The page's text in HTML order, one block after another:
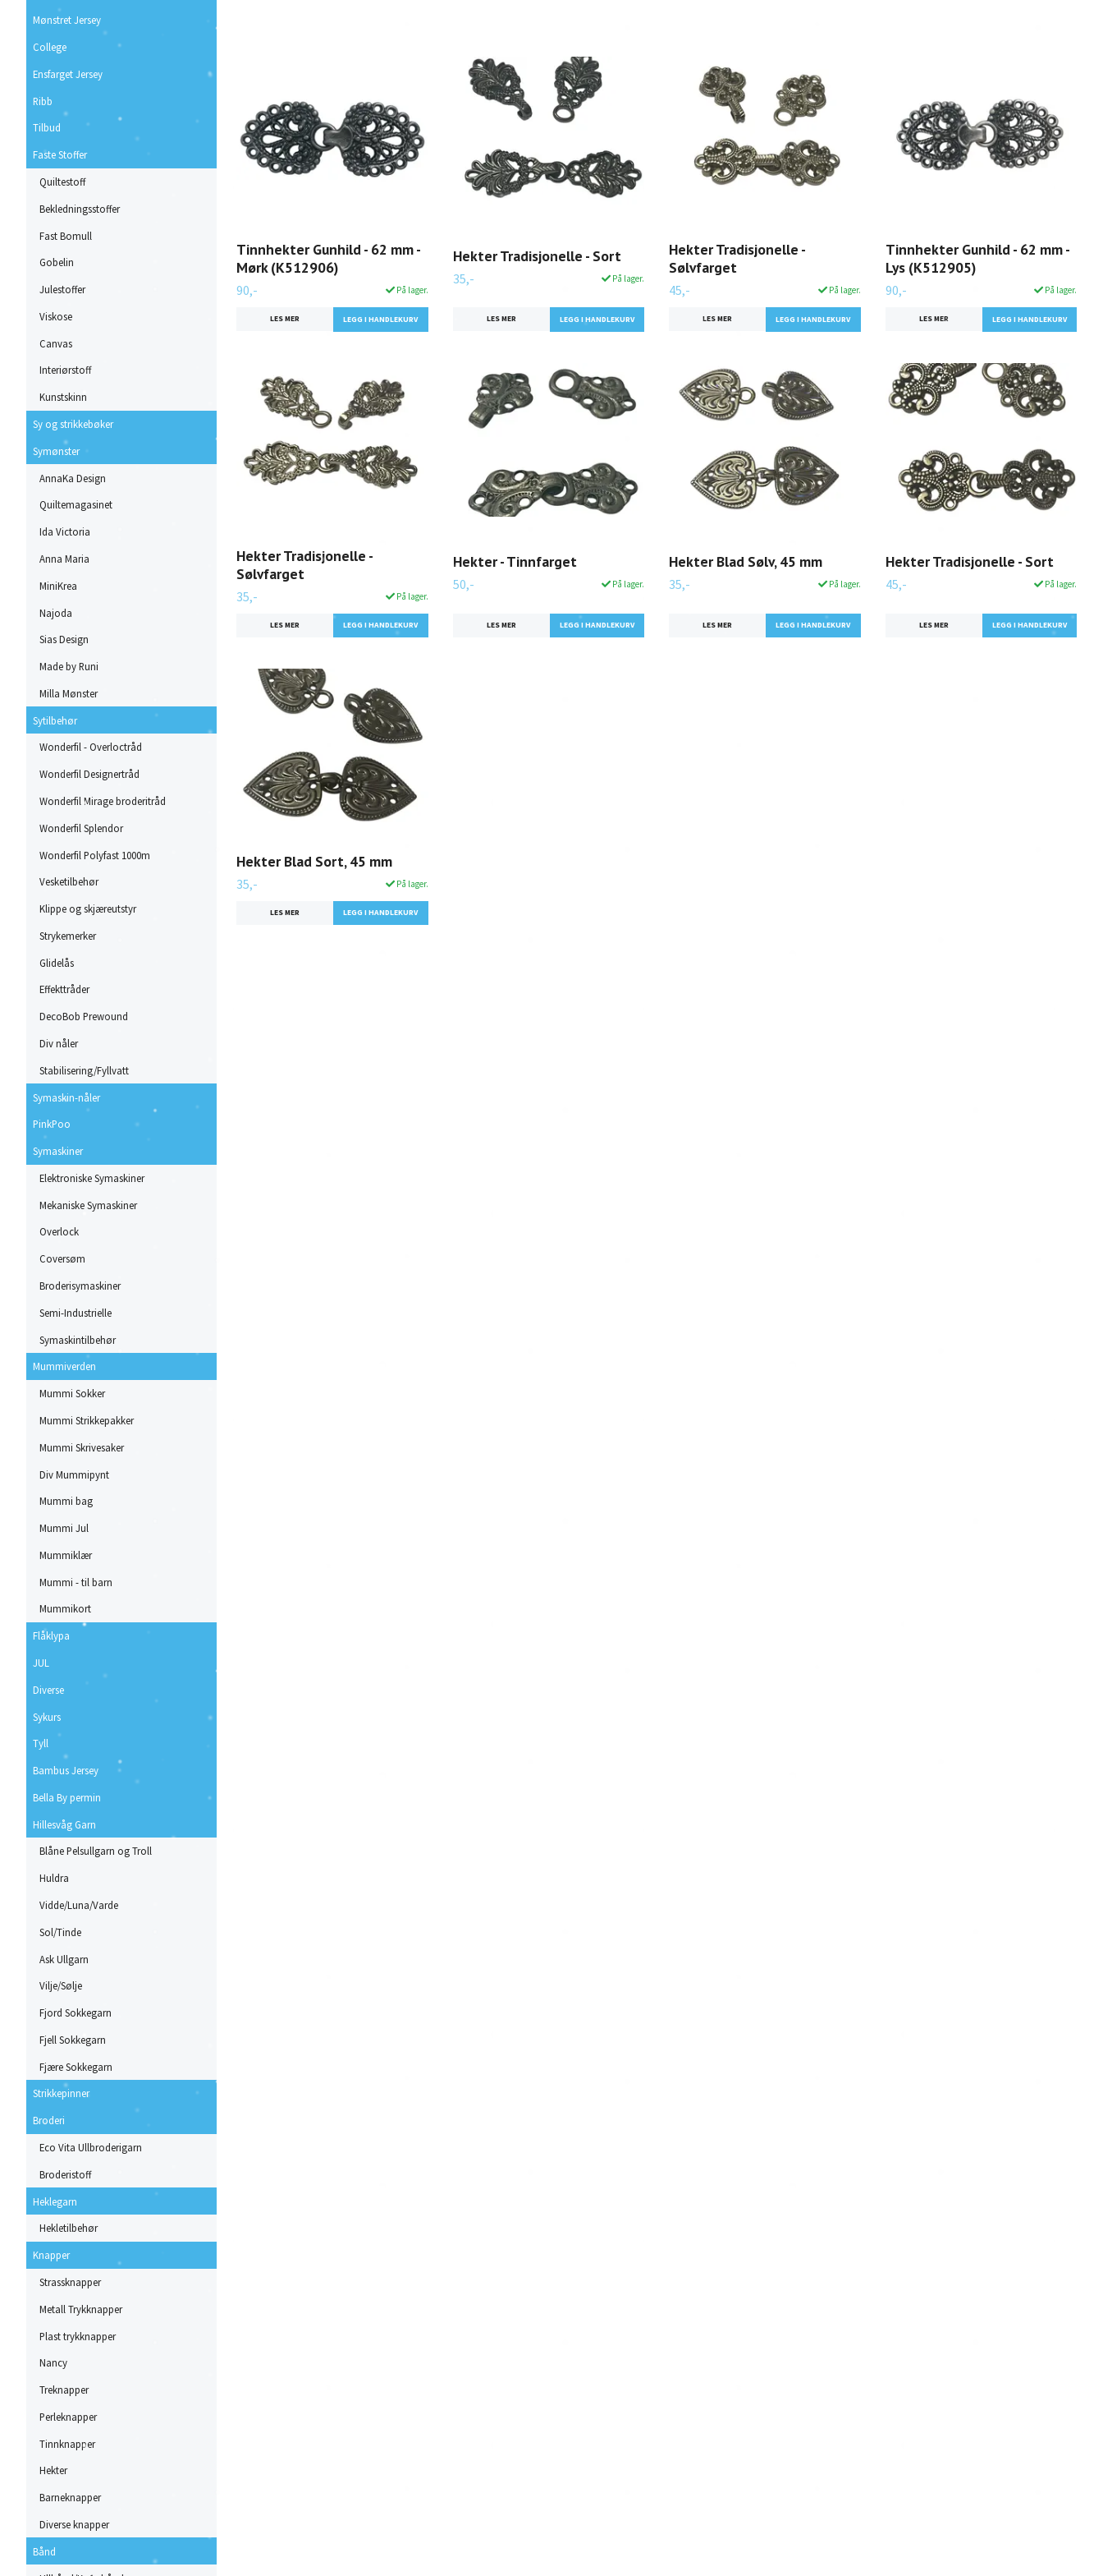
Mønstret Jersey
College
Ensfarget Jersey
Ribb
Tilbud
Faste Stoffer
Quiltestoff
Bekledningsstoffer
Fast Bomull
Gobelin
Julestoffer
Viskose
Canvas
Interiørstoff
Kunstskinn
Sy og strikkebøker
Symønster
AnnaKa Design
Quiltemagasinet
Ida Victoria
Anna Maria
MiniKrea
Najoda
Sias Design
Made by Runi
Milla Mønster
Sytilbehør
Wonderfil - Overloctråd
Wonderfil Designertråd
Wonderfil Mirage broderitråd
Wonderfil Splendor
Wonderfil Polyfast 1000m
Vesketilbehør
Klippe og skjæreutstyr
Strykemerker
Glidelås
Effekttråder
DecoBob Prewound
Div nåler
Stabilisering/Fyllvatt
Symaskin-nåler
PinkPoo
Symaskiner
Elektroniske Symaskiner
Mekaniske Symaskiner
Overlock
Coversøm
Broderisymaskiner
Semi-Industrielle
Symaskintilbehør
Mummiverden
Mummi Sokker
Mummi Strikkepakker
Mummi Skrivesaker
Div Mummipynt
Mummi bag
Mummi Jul
Mummiklær
Mummi - til barn
Mummikort
Flåklypa
JUL
Diverse
Sykurs
Tyll
Bambus Jersey
Bella By permin
Hillesvåg Garn
Blåne Pelsullgarn og Troll
Huldra
Vidde/Luna/Varde
Sol/Tinde
Ask Ullgarn
Vilje/Sølje
Fjord Sokkegarn
Fjell Sokkegarn
Fjære Sokkegarn
Strikkepinner
Broderi
Eco Vita Ullbroderigarn
Broderistoff
Heklegarn
Hekletilbehør
Knapper
Strassknapper
Metall Trykknapper
Plast trykknapper
Nancy
Treknapper
Perleknapper
Tinnknapper
Hekter
Barneknapper
Diverse knapper
Bånd
Tinnhekter Gunhild - 62 mm -
Mørk (K512906)
90,- På lager.
LES MER
Hekter Tradisjonelle - Sort
35,- På lager.
LES MER
Hekter Tradisjonelle -
Sølvfarget
45,- På lager.
LES MER
Tinnhekter Gunhild - 62 mm -
Lys (K512905)
90,- På lager.
LES MER
Hekter Tradisjonelle -
Sølvfarget
35,- På lager.
LES MER
Hekter - Tinnfarget
50,- På lager.
LES MER
Hekter Blad Sølv, 45 mm
35,- På lager.
LES MER
Hekter Tradisjonelle - Sort
45,- På lager.
LES MER
Hekter Blad Sort, 45 mm
35,- På lager.
LES MER